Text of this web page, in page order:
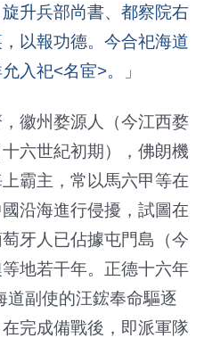
升兵部尚書、都察院右
以報功德。今合祀海道
入祀<名宦>。
」
徽州婺源人（今江西婺
六世紀初期），佛朗機
霸主，常以馬六甲等在
沿海進行侵擾，試圖在
牙人已佔據屯門島（今
地若干年。正德十六年
道副使的汪鋐奉命驅逐
完成備戰後，即派軍隊